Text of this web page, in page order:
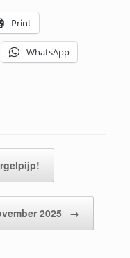
Print
WhatsApp
2025 →